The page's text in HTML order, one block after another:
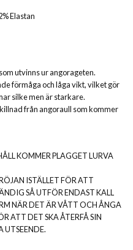
Elastan
utvinns ur angorageten.
förmåga och låga vikt, vilket gör
silke men är starkare.
från angoraull som kommer
KOMMER PLAGGET LURVA
ISTÄLLET FÖR ATT
SÅ UTFÖR ENDAST KALL
NÄR DET ÄR VÅTT OCH ÅNGA
ATT DET SKA ÅTERFÅ SIN
UTSEENDE.